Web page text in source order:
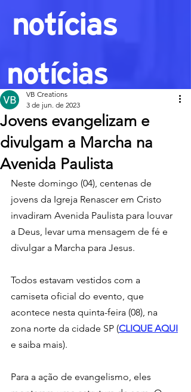
notícias
Jovens evangelizam e
divulgam a Marcha na
Avenida Paulista
VB Creations
3 de jun. de 2023
Neste domingo (04), centenas de
jovens da Igreja Renascer em Cristo
invadiram Avenida Paulista para louvar
a Deus, levar uma mensagem de fé e
divulgar a Marcha para Jesus.
Todos estavam vestidos com a
camiseta oficial do evento, que
acontece nesta quinta-feira (08), na
zona norte da cidade SP (CLIQUE AQUI
e saiba mais).
Para a ação de evangelismo, eles
notícias